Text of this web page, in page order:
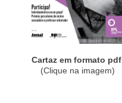
Cartaz em formato pdf
(Clique na imagem)